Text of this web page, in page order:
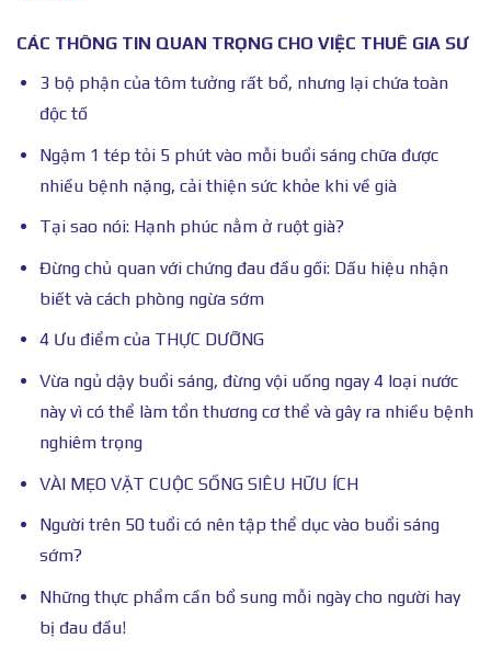
CÁC THÔNG TIN QUAN TRỌNG CHO VIỆC THUÊ GIA SƯ
3 bộ phận của tôm tưởng rất bổ, nhưng lại chứa toàn
độc tố
Ngậm 1 tép tỏi 5 phút vào mỗi buổi sáng chữa được
nhiều bệnh nặng, cải thiện sức khỏe khi về già
Tại sao nói: Hạnh phúc nằm ở ruột già?
Đừng chủ quan với chứng đau đầu gối: Dấu hiệu nhận
biết và cách phòng ngừa sớm
4 Ưu điểm của THỰC DƯỠNG
Vừa ngủ dậy buổi sáng, đừng vội uống ngay 4 loại nước
này vì có thể làm tổn thương cơ thể và gây ra nhiều bệnh
nghiêm trọng
VÀI MẸO VẶT CUỘC SỐNG SIÊU HỮU ÍCH
Người trên 50 tuổi có nên tập thể dục vào buổi sáng
sớm?
Những thực phẩm cần bổ sung mỗi ngày cho người hay
bị đau đầu!